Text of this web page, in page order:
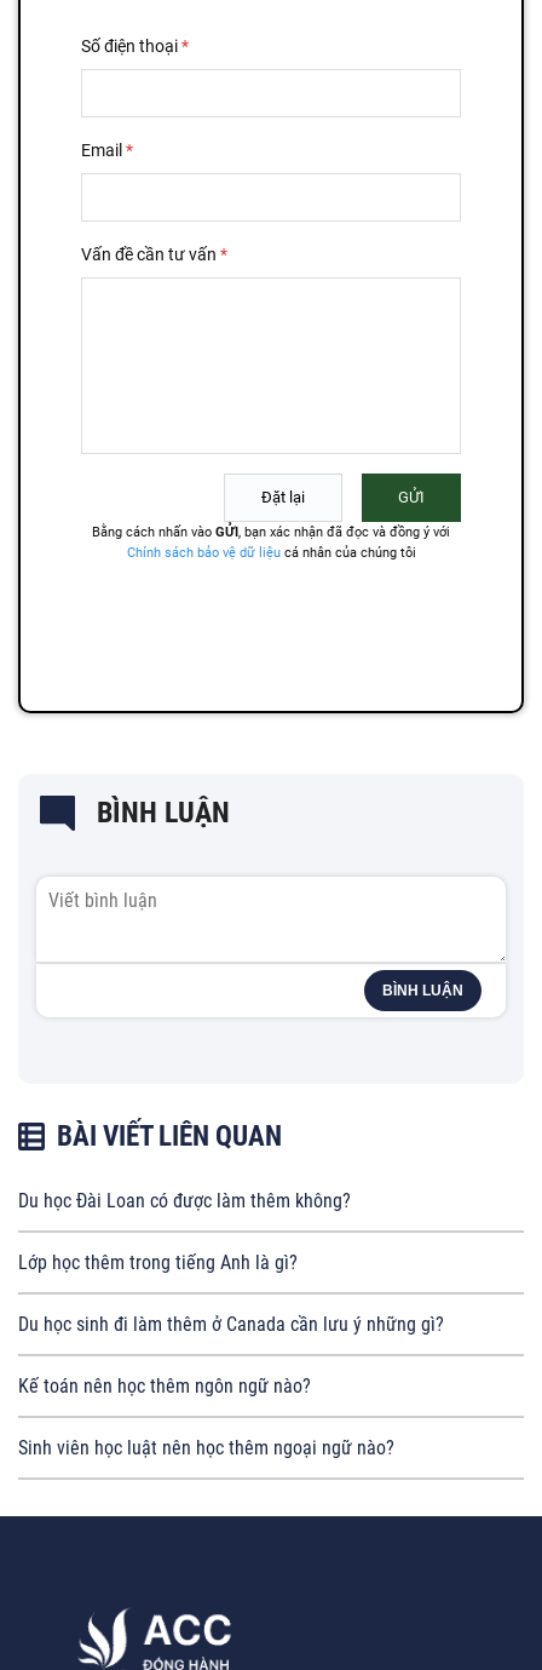
BÌNH LUẬN
BÌNH LUẬN
BÀI VIẾT LIÊN QUAN
Du học Đài Loan có được làm thêm không?
Lớp học thêm trong tiếng Anh là gì?
Du học sinh đi làm thêm ở Canada cần lưu ý những gì?
Kế toán nên học thêm ngôn ngữ nào?
Sinh viên học luật nên học thêm ngoại ngữ nào?